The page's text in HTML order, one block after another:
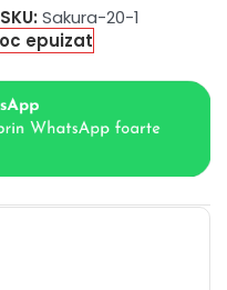
SKU: Sakura-20-1
epuizat